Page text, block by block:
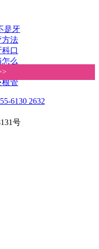
是牙
方法
口
么
治
根管
6130 2632
号